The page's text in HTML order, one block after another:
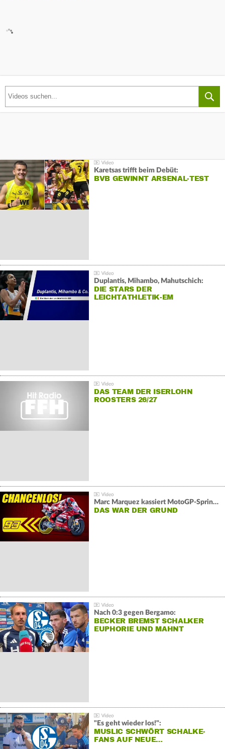
Karetsas trifft beim Debüt:
BVB GEWINNT ARSENAL-TEST
Duplantis, Mihambo, Mahutschich:
DIE STARS DER
LEICHTATHLETIK-EM
DAS TEAM DER ISERLOHN
ROOSTERS 26/27
Marc Marquez kassiert MotoGP-Sprint-Schlappe:
DAS WAR DER GRUND
Nach 0:3 gegen Bergamo:
BECKER BREMST SCHALKER
EUPHORIE UND MAHNT
"Es geht wieder los!":
MUSLIC SCHWÖRT SCHALKE-
FANS AUF NEUE…